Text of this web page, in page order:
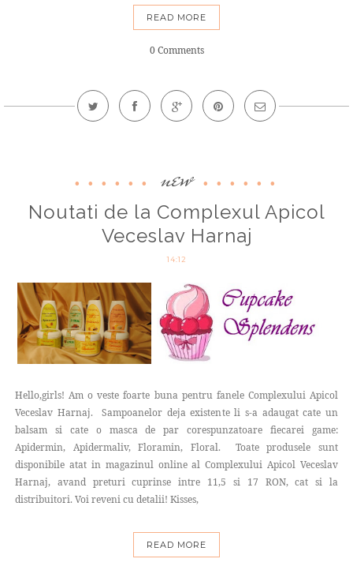
READ MORE
0 Comments
new
Noutati de la Complexul Apicol
Veceslav Harnaj
14:12
Hello,girls! Am o veste foarte buna pentru fanele Complexului Apicol
Veceslav Harnaj. Sampoanelor deja existente li s-a adaugat cate un
balsam si cate o masca de par corespunzatoare fiecarei game:
Apidermin, Apidermaliv, Floramin, Floral. Toate produsele sunt
disponibile atat in magazinul online al Complexului Apicol Veceslav
Harnaj, avand preturi cuprinse intre 11,5 si 17 RON, cat si la
distribuitori. Voi reveni cu detalii! Kisses,
READ MORE